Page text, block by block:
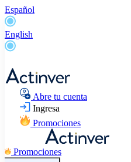
Español
English
Abre tu cuenta
Ingresa
Promociones
Promociones